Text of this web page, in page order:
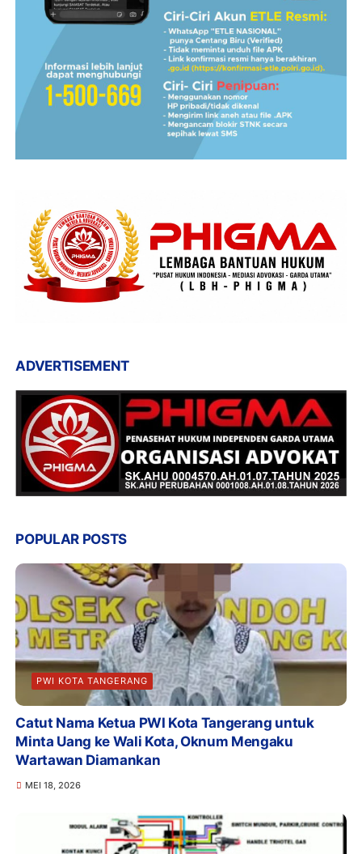
ADVERTISEMENT
POPULAR POSTS
PWI KOTA TANGERANG
Catut Nama Ketua PWI Kota Tangerang untuk
Minta Uang ke Wali Kota, Oknum Mengaku
Wartawan Diamankan
MEI 18, 2026